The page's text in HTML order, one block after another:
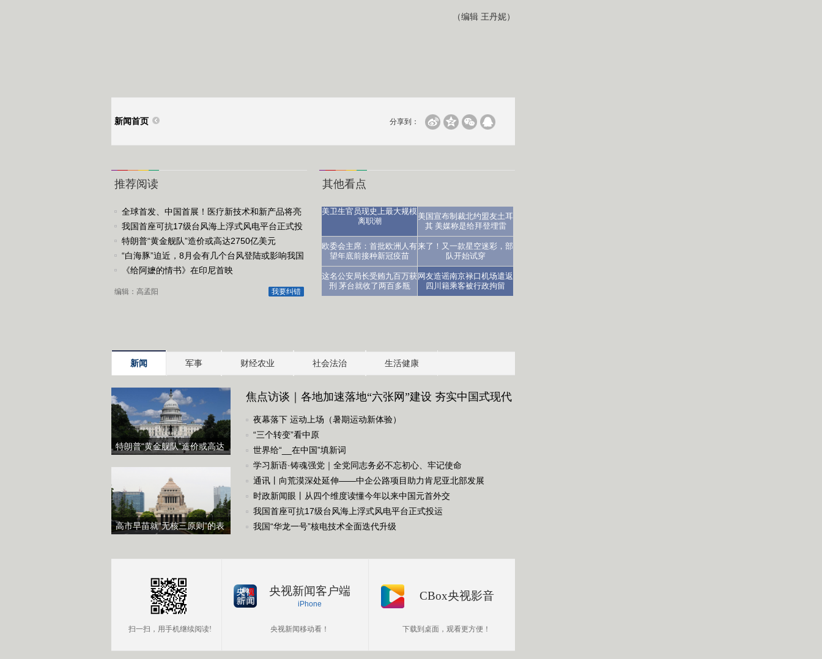
（编辑 王丹妮）
新闻首页 分享到：
推荐阅读
全球首发、中国首展！医疗新技术和新产品将亮
相服贸会
我国首座可抗17级台风海上浮式风电平台正式投
运
特朗普“黄金舰队”造价或高达2750亿美元
“白海豚”迫近，8月会有几个台风登陆或影响我国
《给阿嬷的情书》在印尼首映
我要纠错
编辑：高孟阳
其他看点
美卫生官员现史上最大规模
离职潮
医生：让人沮丧
美国宣布制裁北约盟友土耳
其 美媒称是给拜登埋雷
欧委会主席：首批欧洲人有
望年底前接种新冠疫苗
来了！又一款星空迷彩，部
队开始试穿
这名公安局长受贿九百万获
刑 茅台就收了两百多瓶
网友造谣南京禄口机场遣返
四川籍乘客被行政拘留
新闻 军事 财经农业 社会法治 生活健康
特朗普“黄金舰队”造价或高达
高市早苗就“无核三原则”的表
焦点访谈｜各地加速落地“六张网”建设 夯实中国式现代
化战略底座
夜幕落下 运动上场（暑期运动新体验）
“三个转变”看中原
世界给“__在中国”填新词
学习新语·铸魂强党｜全党同志务必不忘初心、牢记使命
通讯丨向荒漠深处延伸——中企公路项目助力肯尼亚北部发展
时政新闻眼丨从四个维度读懂今年以来中国元首外交
我国首座可抗17级台风海上浮式风电平台正式投运
我国“华龙一号”核电技术全面迭代升级
扫一扫，用手机继续阅读!
央视新闻客户端
iPhone
央视新闻移动看！
CBox央视影音
下载到桌面，观看更方便！